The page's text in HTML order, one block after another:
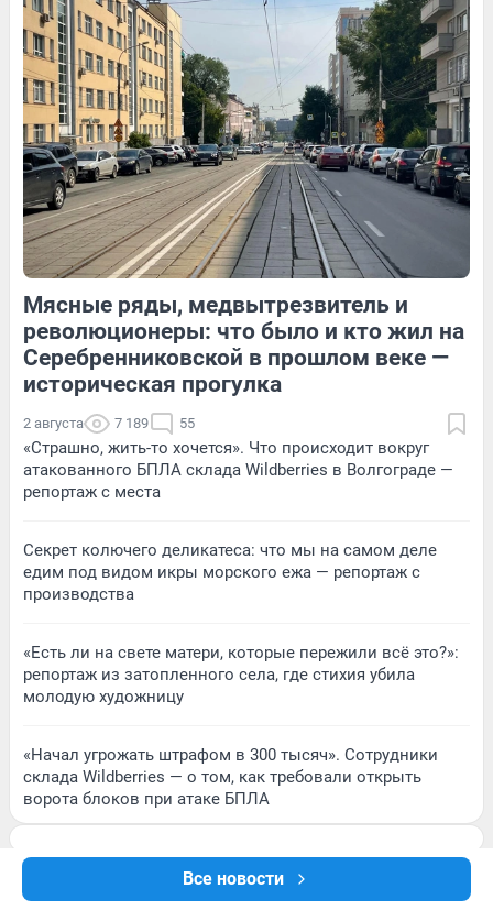
Все новости
26 1
20 Обсудить 274 2
59 Обсудить 13 Обсудить
Мясные ряды, медвытрезвитель и
революционеры: что было и кто жил на
Серебренниковской в прошлом веке —
историческая прогулка
2 августа 7 189 55
«Страшно, жить-то хочется». Что происходит вокруг
атакованного БПЛА склада Wildberries в Волгограде —
репортаж с места
Секрет колючего деликатеса: что мы на самом деле
едим под видом икры морского ежа — репортаж с
производства
«Есть ли на свете матери, которые пережили всё это?»:
репортаж из затопленного села, где стихия убила
молодую художницу
«Начал угрожать штрафом в 300 тысяч». Сотрудники
склада Wildberries — о том, как требовали открыть
ворота блоков при атаке БПЛА